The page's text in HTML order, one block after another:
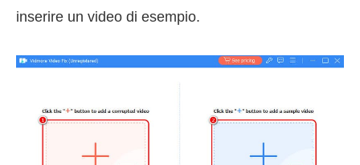
inserire un video di esempio.